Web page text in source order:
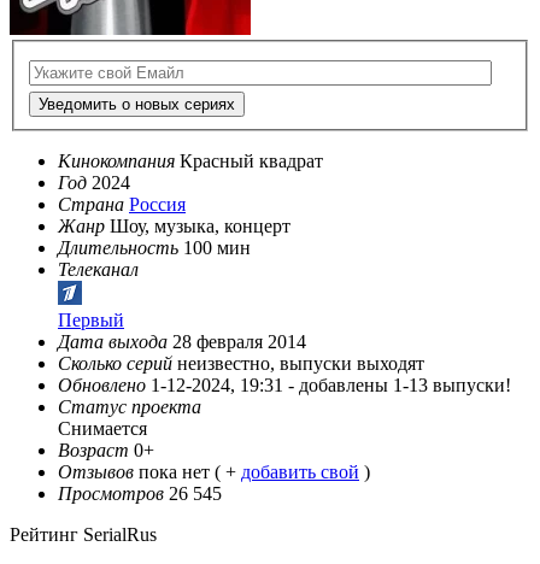
Уведомить о новых сериях
Кинокомпания Красный квадрат
Год 2024
Страна Россия
Жанр Шоу, музыка, концерт
Длительность 100 мин
Телеканал
Первый
Дата выхода 28 февраля 2014
Сколько серий неизвестно, выпуски выходят
Обновлено 1-12-2024, 19:31 - добавлены 1-13 выпуски!
Статус проекта
Снимается
Возраст 0+
Отзывов пока нет ( + добавить свой )
Просмотров 26 545
Рейтинг SerialRus